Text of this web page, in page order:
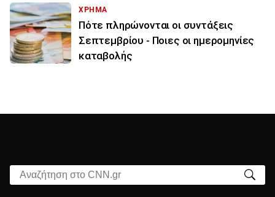
ΧΡΗΜΑ
Πότε πληρώνονται οι συντάξεις
Σεπτεμβρίου - Ποιες οι ημερομηνίες
καταβολής
Αναζήτηση στο CNN.gr